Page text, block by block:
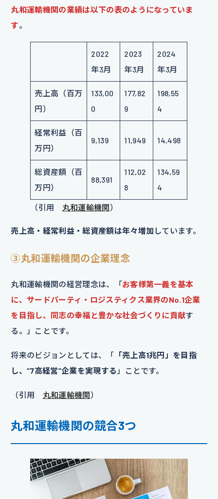
丸和運輸機関の業績は以下の表のようになっていま
す。
2022
年3月
2023
年3月
2024
年3月
売上高（百万
円）
133,00
0
177,82
9
198,55
4
経常利益（百
万円）
9,139 11,949 14,498
総資産額（百
万円）
88,391
112,02
8
134,59
4
（引用 丸和運輸機関）
売上高・経常利益・総資産額は年々増加 しています。
③丸和運輸機関の企業理念
丸和運輸機関の経営理念は、「お客様第一義を基本
に、サードパーティ・ロジスティクス業界のNo.1企業
を目指し、同志の幸福と豊かな社会づくりに貢献す
る。」ことです。
将来のビジョンとしては、「 「売上高1兆円」を目指
し、“7高経営”企業を実現する 」ことです。
（引用 丸和運輸機関）
丸和運輸機関の競合3つ